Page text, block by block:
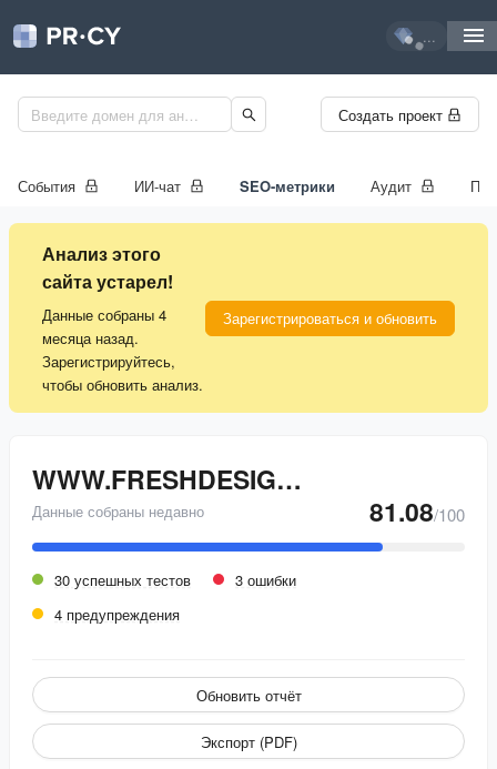
...
Создать проект
События ИИ-чат SEO-метрики Аудит
Анализ этого
сайта устарел!
Данные собраны 4
месяца назад.
Зарегистрируйтесь,
чтобы обновить анализ.
Зарегистрироваться и обновить
WWW.FRESHDESIGNER.RU
Данные собраны недавно 81.08/100
30 успешных тестов
3 ошибки
4 предупреждения
Обновить отчёт
Экспорт (PDF)